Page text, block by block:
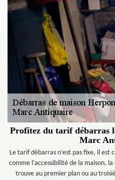
Profitez du tarif débarras
Marc
Le tarif débarras n’est pas fixe, il est
comme l’accessibilité de la maison,
trouve au premier plan ou au